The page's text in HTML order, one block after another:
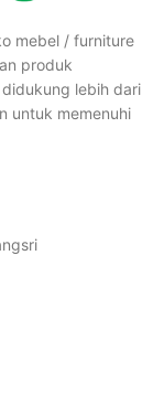
mebel / furniture
produk
lebih dari
untuk memenuhi